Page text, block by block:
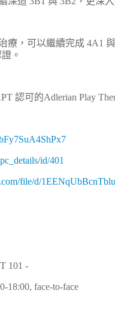
療，可以繼續完成 4A1
。
認可的Adlerian Play
id/401
file/d/
101 -
18:00, face-to-face